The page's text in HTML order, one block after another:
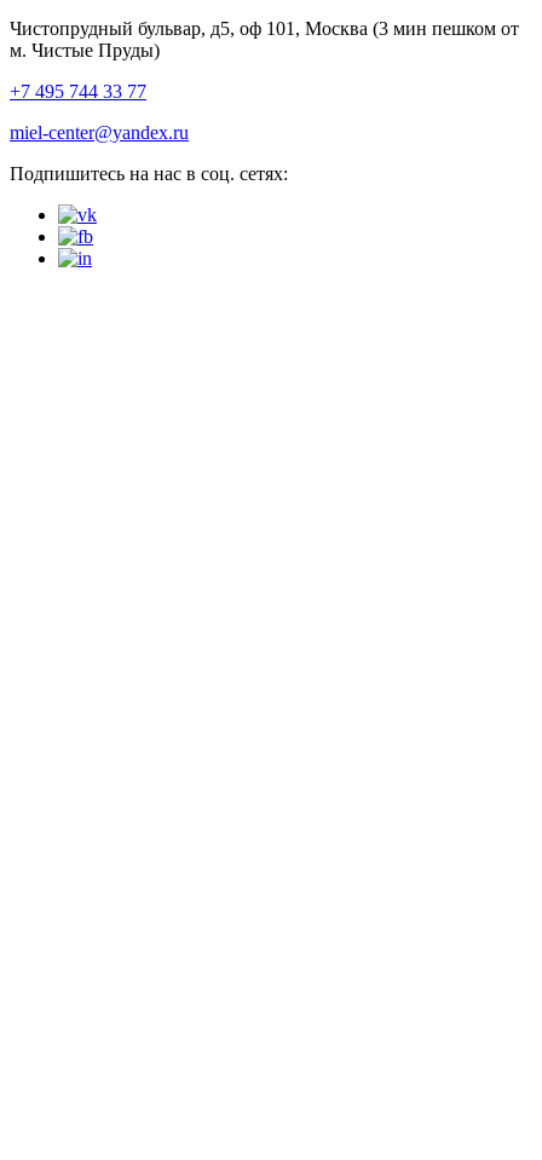
Чистопрудный бульвар, д5, оф 101, Москва (3 мин пешком от
м. Чистые Пруды)
+7 495 744 33 77
miel-center@yandex.ru
Подпишитесь на нас в соц. сетях: